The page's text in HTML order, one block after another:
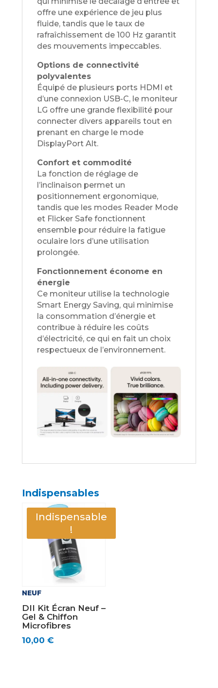
offre une expérience de jeu plus
fluide, tandis que le taux de
rafraîchissement de 100 Hz garantit
des mouvements impeccables.
Options de connectivité
polyvalentes
Équipé de plusieurs ports HDMI et
d’une connexion USB-C, le moniteur
LG offre une grande flexibilité pour
connecter divers appareils tout en
prenant en charge le mode
DisplayPort Alt.
Confort et commodité
La fonction de réglage de
l’inclinaison permet un
positionnement ergonomique,
tandis que les modes Reader Mode
et Flicker Safe fonctionnent
ensemble pour réduire la fatigue
oculaire lors d’une utilisation
prolongée.
Fonctionnement économe en
énergie
Ce moniteur utilise la technologie
Smart Energy Saving, qui minimise
la consommation d’énergie et
contribue à réduire les coûts
d’électricité, ce qui en fait un choix
respectueux de l’environnement.
Indispensables
Indispensable
!
NEUF
DII Kit Écran Neuf –
Gel & Chiffon
Microfibres
10,00 €